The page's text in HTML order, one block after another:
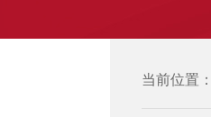
当前位置：